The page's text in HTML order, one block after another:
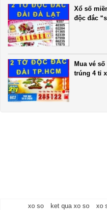
Xổ số
độc đắc
Mua vé
trúng 4 tỉ
xo so ket qua xo so xo